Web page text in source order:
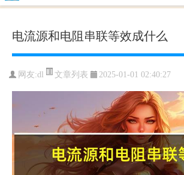
电流源和电阻串联等效成什么
网友:dl 文章列表 2025-01-01 02:40:27